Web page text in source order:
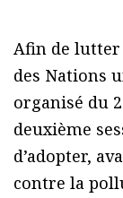
Afin de lutter
des Nations
organisé du
deuxième
d’adopter,
contre la